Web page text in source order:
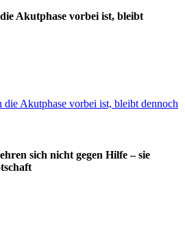
Akutphase vorbei ist, bleibt
sich nicht gegen Hilfe – sie